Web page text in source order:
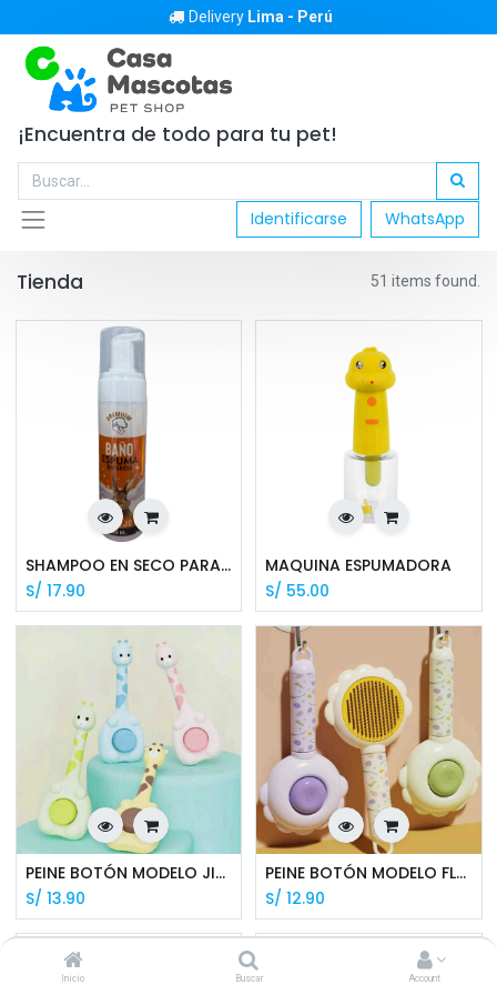
Inicio Buscar Account
Delivery Lima - Perú
¡Encuentra de todo para tu pet!
Identificarse WhatsApp
Tienda 51 items found.
SHAMPOO EN SECO PARA CONEJOS
S/ 17.90
MAQUINA ESPUMADORA
S/ 55.00
PEINE BOTÓN MODELO JIRAFA 20*7.5*4CM
S/ 13.90
PEINE BOTÓN MODELO FLOR 20*9.3*5CM
S/ 12.90
2 X S/91.80